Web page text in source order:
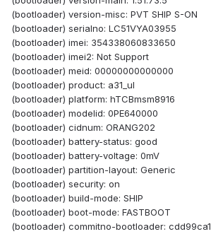
(bootloader) version-misc: PVT SHIP S-ON
(bootloader) serialno: LC51VYA03955
(bootloader) imei: 354338060833650
(bootloader) imei2: Not Support
(bootloader) meid: 00000000000000
(bootloader) product: a31_ul
(bootloader) platform: hTCBmsm8916
(bootloader) modelid: 0PE640000
(bootloader) cidnum: ORANG202
(bootloader) battery-status: good
(bootloader) battery-voltage: 0mV
(bootloader) partition-layout: Generic
(bootloader) security: on
(bootloader) build-mode: SHIP
(bootloader) boot-mode: FASTBOOT
(bootloader) commitno-bootloader: cdd99ca1